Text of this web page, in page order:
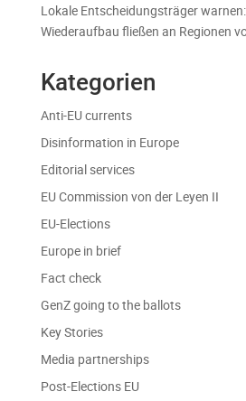
Lokale Entscheidungsträger
Wiederaufbau fließen an Regionen
Kategorien
Anti-EU currents
Disinformation in Europe
Editorial services
EU Commission von der Leyen II
EU-Elections
Europe in brief
Fact check
GenZ going to the ballots
Key Stories
Media partnerships
Post-Elections EU